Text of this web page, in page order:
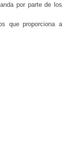
por parte de los
que proporciona a